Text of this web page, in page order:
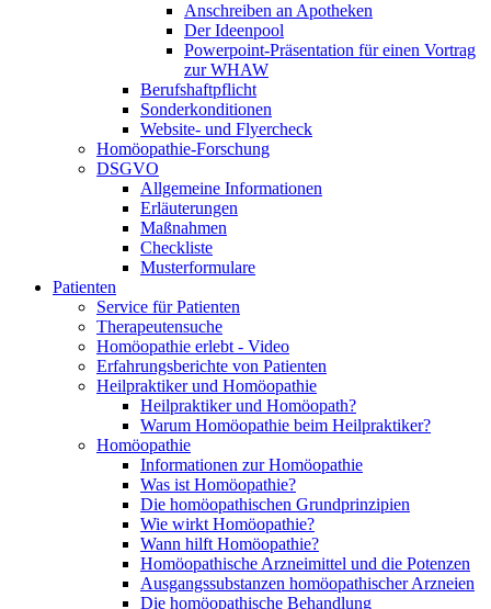
Anschreiben an Apotheken
Der Ideenpool
Powerpoint-Präsentation für einen Vortrag
zur WHAW
Berufshaftpflicht
Sonderkonditionen
Website- und Flyercheck
Homöopathie-Forschung
DSGVO
Allgemeine Informationen
Erläuterungen
Maßnahmen
Checkliste
Musterformulare
Patienten
Service für Patienten
Therapeutensuche
Homöopathie erlebt - Video
Erfahrungsberichte von Patienten
Heilpraktiker und Homöopathie
Heilpraktiker und Homöopath?
Warum Homöopathie beim Heilpraktiker?
Homöopathie
Informationen zur Homöopathie
Was ist Homöopathie?
Die homöopathischen Grundprinzipien
Wie wirkt Homöopathie?
Wann hilft Homöopathie?
Homöopathische Arzneimittel und die Potenzen
Ausgangssubstanzen homöopathischer Arzneien
Die homöopathische Behandlung